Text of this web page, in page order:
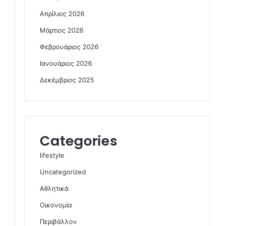
Απρίλιος 2026
Μάρτιος 2026
Φεβρουάριος 2026
Ιανουάριος 2026
Δεκέμβριος 2025
Categories
lifestyle
Uncategorized
Αθλητικά
Οικονομία
Περιβάλλον